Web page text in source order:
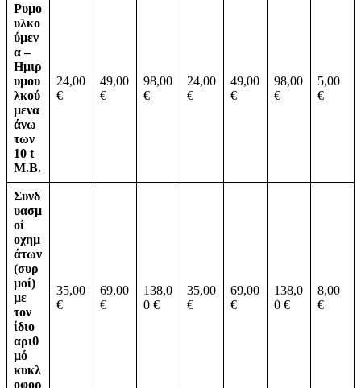
Ρυµο
υλκο
ύµεν
α –
Ηµιρ
υµου
λκού
µενα
άνω
των
10 t
Μ.Β.
24,00
€
49,00
€
98,00
€
24,00
€
49,00
€
98,00
€
5,00
€
Συνδ
υασµ
οί
οχηµ
άτων
(συρ
µοί)
µε
τον
ίδιο
αριθ
µό
κυκλ
οφορ
35,00
€
69,00
€
138,0
0 €
35,00
€
69,00
€
138,0
0 €
8,00
€